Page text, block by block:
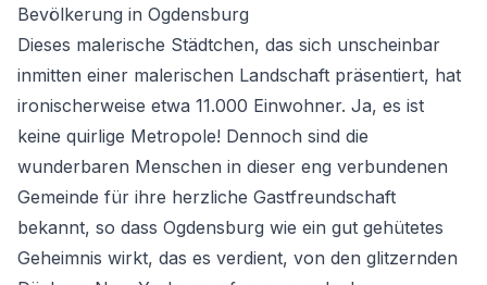
Bevölkerung in Ogdensburg
Dieses malerische Städtchen, das sich unscheinbar
inmitten einer malerischen Landschaft präsentiert, hat
ironischerweise etwa 11.000 Einwohner. Ja, es ist
keine quirlige Metropole! Dennoch sind die
wunderbaren Menschen in dieser eng verbundenen
Gemeinde für ihre herzliche Gastfreundschaft
bekannt, so dass Ogdensburg wie ein gut gehütetes
Geheimnis wirkt, das es verdient, von den glitzernden